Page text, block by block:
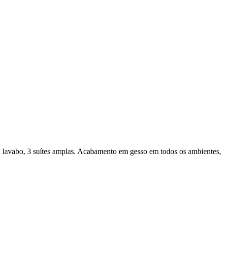
3 suítes amplas. Acabamento em gesso em todos os ambientes,